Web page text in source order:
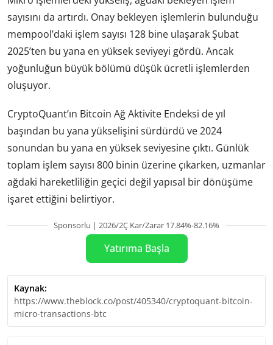
sayısını da artırdı. Onay bekleyen işlemlerin bulunduğu
mempool’daki işlem sayısı 128 bine ulaşarak Şubat
2025’ten bu yana en yüksek seviyeyi gördü. Ancak
yoğunluğun büyük bölümü düşük ücretli işlemlerden
oluşuyor.
CryptoQuant’ın Bitcoin Ağ Aktivite Endeksi de yıl
başından bu yana yükselişini sürdürdü ve 2024
sonundan bu yana en yüksek seviyesine çıktı. Günlük
toplam işlem sayısı 800 binin üzerine çıkarken, uzmanlar
ağdaki hareketliliğin geçici değil yapısal bir dönüşüme
işaret ettiğini belirtiyor.
Sponsorlu | 2026/2Ç Kar/Zarar 17.84%-82.16%
Yatırıma Başla
Kaynak:
https://www.theblock.co/post/405340/cryptoquant-bitcoin-
micro-transactions-btc